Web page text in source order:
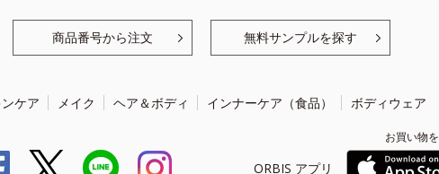
商品番号から注文 無料サンプルを探す
ケア メイク ヘア＆ボディ インナーケア（食品） ボディウェア
ORBIS アプリ
お買い物